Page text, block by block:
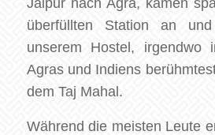
Jaipur nach Agra, kamen
überfüllten Station an
unserem Hostel,
Agras und Indiens
dem Taj Mahal.
Während die meisten Leute